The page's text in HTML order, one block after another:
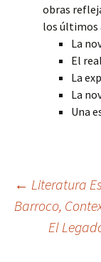
obras
los últimos
La
El
La
La
Una
← Literatura
Barroco,
El